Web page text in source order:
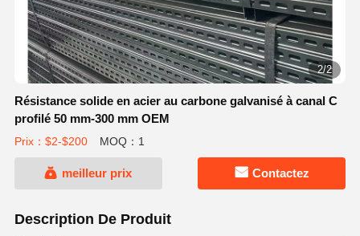
2/2
Résistance solide en acier au carbone galvanisé à canal C
profilé 50 mm-300 mm OEM
Prix：$2-$200 MOQ：1
meilleur prix Contactez
Description De Produit